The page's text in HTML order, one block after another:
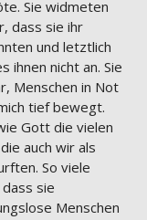
Sie widmeten
dass sie ihr
und letztlich
ihnen nicht an. Sie
Menschen in Not
tief bewegt.
Gott die vielen
auch wir als
So viele
sie
Menschen